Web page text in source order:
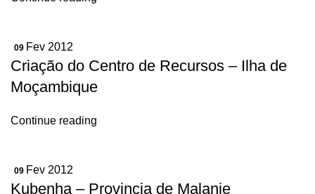
09 Fev 2012
Criação do Centro de Recursos – Ilha de
Moçambique
Continue reading
09 Fev 2012
Kubenha – Provincia de Malanje